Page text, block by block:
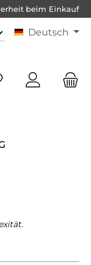
beim Einkauf
Deutsch